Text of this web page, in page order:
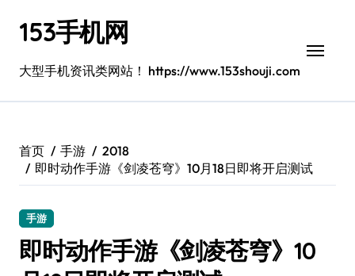
153手机网
大型手机资讯类网站！ https://www.153shouji.com
首页 手游
2018
即时动作手游《剑凌苍穹》10月18日即将开启测试
手游
即时动作手游《剑凌苍穹》10